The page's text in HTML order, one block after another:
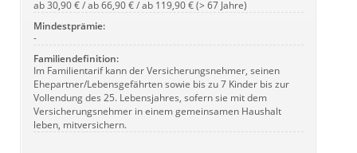
ab 30,90 € / ab 66,90 € / ab 119,90 € (> 67 Jahre)
Mindestprämie:
-
Familiendefinition:
Im Familientarif kann der Versicherungsnehmer, seinen
Ehepartner/Lebensgefährten sowie bis zu 7 Kinder bis zur
Vollendung des 25. Lebensjahres, sofern sie mit dem
Versicherungsnehmer in einem gemeinsamen Haushalt
leben, mitversichern.